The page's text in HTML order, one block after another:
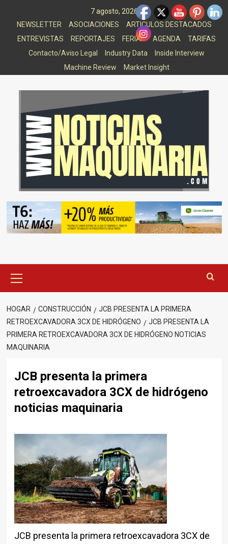
7 agosto, 2026
NEWSLETTER
ASOCIACIONES
ARTICULOS DESTACADOS
ENTREVISTAS
REPORTAJES FERIAS AGENDA
TARIFAS
Contacto/Aviso Legal
Industry Data
Inside Interview
Machine Review
Market Insight
principal
HOGAR CONSTRUCCIÓN
JCB PRESENTA LA PRIMERA
RETROEXCAVADORA 3CX DE HIDRÓGENO
JCB PRESENTA LA
PRIMERA RETROEXCAVADORA 3CX DE HIDRÓGENO NOTICIAS
MAQUINARIA
JCB presenta la primera
retroexcavadora 3CX de hidrógeno
noticias maquinaria
JCB presenta la primera retroexcavadora 3CX de